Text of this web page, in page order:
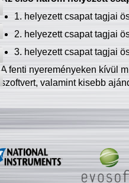
1. helyezett csapat tagjai
2. helyezett csapat tagjai
3. helyezett csapat tagjai
A fenti nyereményeken kívül
szoftvert, valamint kisebb